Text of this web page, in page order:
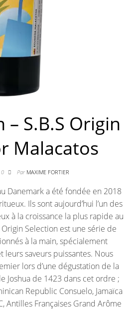
– S.B.S Origin
Malacatos
0 Par MAXIME FORTIER
Danemark a été fondée en 2018
Ils sont aujourd’hui l’un des
à la croissance la plus rapide au
Selection est une série de
à la main, spécialement
saveurs puissantes. Nous
lors d’une dégustation de la
Joshua de 1423 dans cet ordre ;
Republic Consuelo, Jamaïca
Antilles Françaises Grand Arôme